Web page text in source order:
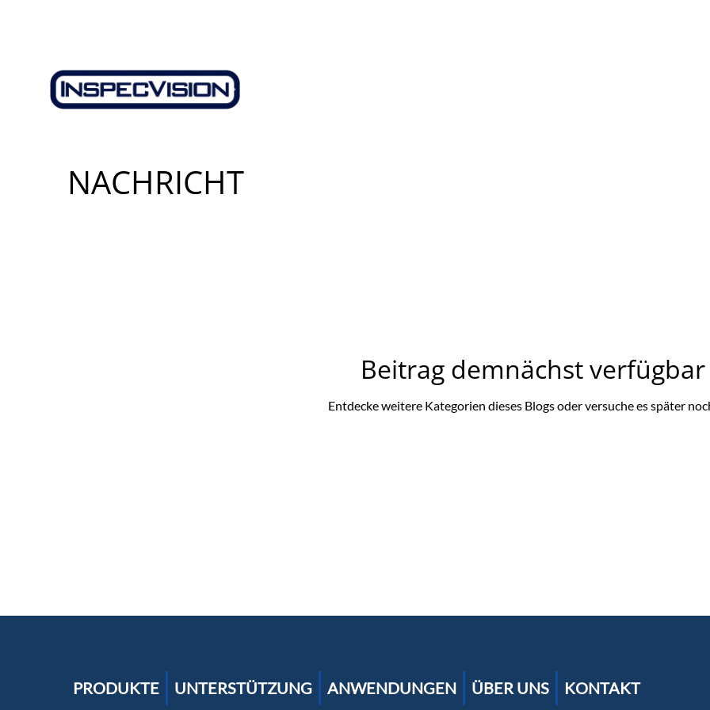
NACHRICHT
Beitrag demnächst verfügbar
Entdecke weitere Kategorien dieses Blogs oder versuche es später
PRODUKTE UNTERSTÜTZUNG ANWENDUNGEN ÜBER UNS KONTAKT